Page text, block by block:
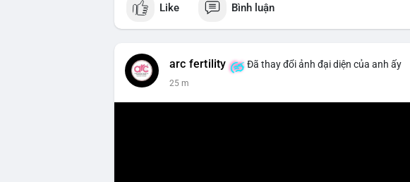
Like Bình luận
arc fertility Đã thay đổi ảnh đại diện của anh ấy
25 m